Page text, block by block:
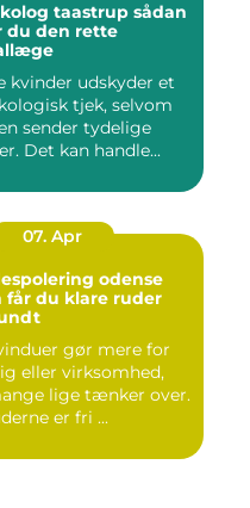
taastrup sådan
du den rette
kvinder udskyder et
tjek, selvom
sender tydelige
Det kan handle...
07. Apr
odense
får du klare ruder
gør mere for
eller virksomhed,
lige tænker over.
er fri ...